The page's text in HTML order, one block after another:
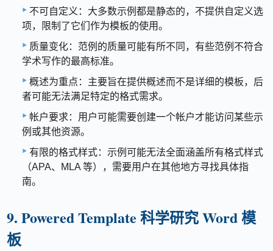
不可自定义：大多数示例都是静态的，不提供自定义选
项，限制了它们作为模板的使用。
质量变化：范例的质量可能有所不同，有些范例不符合
学术写作的最高标准。
概述为重点：主要旨在提供概述而不是详细的模板，后
者可能无法满足特定的格式需求。
帐户要求：用户可能需要创建一个帐户才能访问某些示
例或其他资源。
有限的格式样式：示例可能无法全面涵盖所有格式样式
（APA、MLA 等），需要用户在其他地方寻找具体指
南。
9. Powered Template 科学研究 Word 模
板